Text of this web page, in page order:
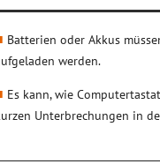
Batterien oder Akkus
werden.
Es kann, wie
Unterbrechungen in